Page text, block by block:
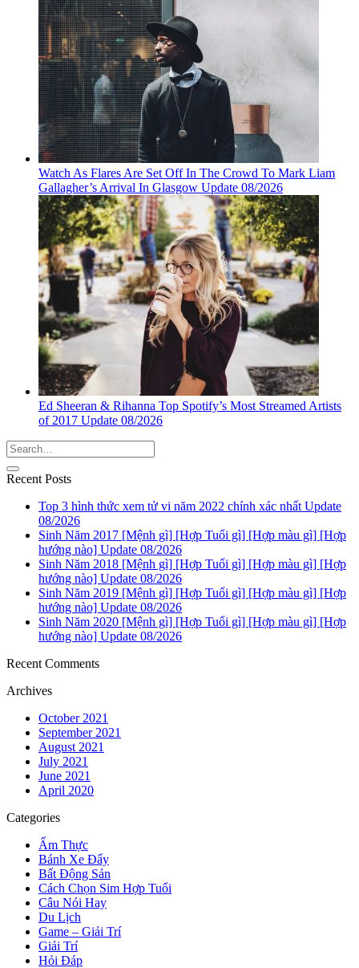
Watch As Flares Are Set Off In The Crowd To Mark Liam
Gallagher’s Arrival In Glasgow Update 08/2026
Ed Sheeran & Rihanna Top Spotify’s Most Streamed Artists
of 2017 Update 08/2026
Recent Posts
Top 3 hình thức xem tử vi năm 2022 chính xác nhất Update
08/2026
Sinh Năm 2017 [Mệnh gì] [Hợp Tuổi gì] [Hợp màu gì] [Hợp
hướng nào] Update 08/2026
Sinh Năm 2018 [Mệnh gì] [Hợp Tuổi gì] [Hợp màu gì] [Hợp
hướng nào] Update 08/2026
Sinh Năm 2019 [Mệnh gì] [Hợp Tuổi gì] [Hợp màu gì] [Hợp
hướng nào] Update 08/2026
Sinh Năm 2020 [Mệnh gì] [Hợp Tuổi gì] [Hợp màu gì] [Hợp
hướng nào] Update 08/2026
Recent Comments
Archives
October 2021
September 2021
August 2021
July 2021
June 2021
April 2020
Categories
Ẩm Thực
Bánh Xe Đẩy
Bất Động Sản
Cách Chọn Sim Hợp Tuổi
Câu Nói Hay
Du Lịch
Game – Giải Trí
Giải Trí
Hỏi Đáp